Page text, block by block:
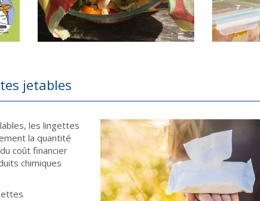
jetables
les lingettes
la quantité
coût financier
chimiques